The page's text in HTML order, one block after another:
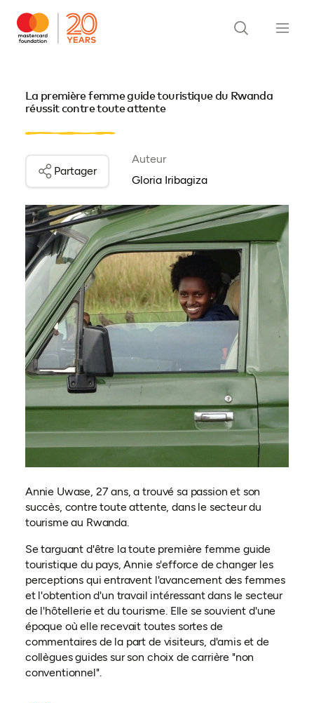
La première femme guide touristique du Rwanda
réussit contre toute attente
Auteur
Gloria Iribagiza
Partager
Annie Uwase, 27 ans, a trouvé sa passion et son
succès, contre toute attente, dans le secteur du
tourisme au Rwanda.
Se targuant d'être la toute première femme guide
touristique du pays, Annie s'efforce de changer les
perceptions qui entravent l'avancement des femmes
et l'obtention d'un travail intéressant dans le secteur
de l'hôtellerie et du tourisme. Elle se souvient d'une
époque où elle recevait toutes sortes de
commentaires de la part de visiteurs, d'amis et de
collègues guides sur son choix de carrière "non
conventionnel".